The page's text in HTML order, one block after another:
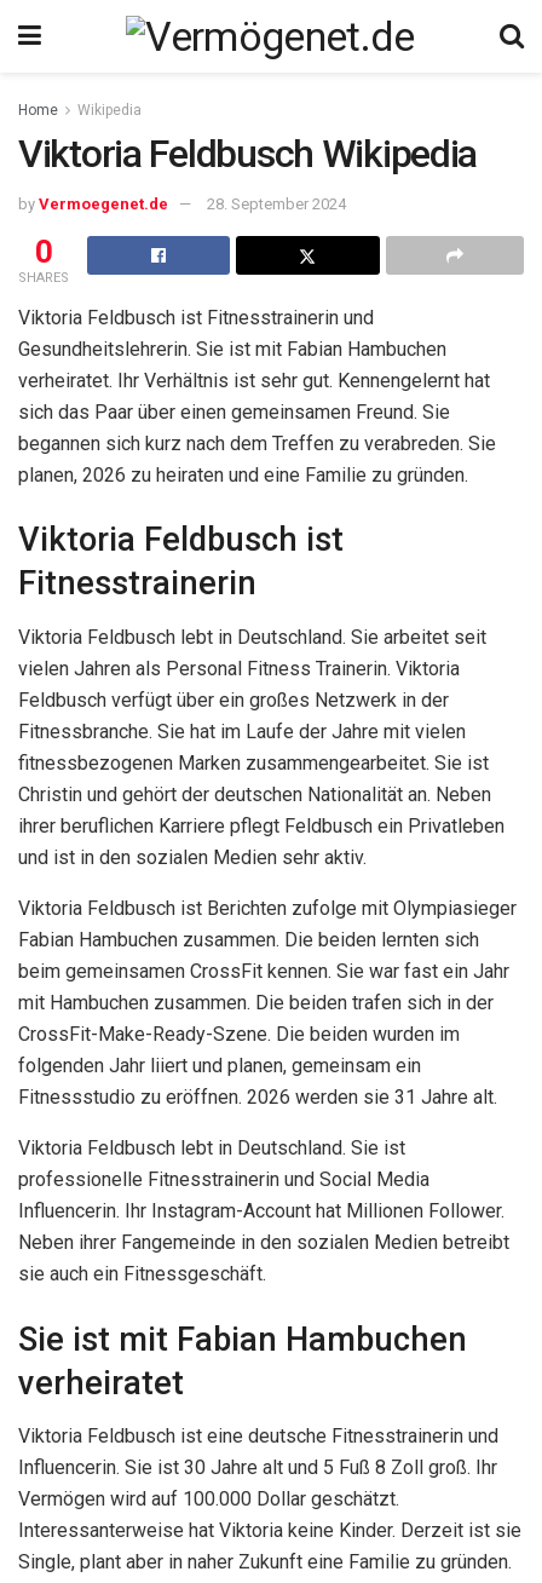
Home Wikipedia
Viktoria Feldbusch Wikipedia
by Vermoegenet.de 28. September 2024
0
SHARES
Viktoria Feldbusch ist Fitnesstrainerin und
Gesundheitslehrerin. Sie ist mit Fabian Hambuchen
verheiratet. Ihr Verhältnis ist sehr gut. Kennengelernt hat
sich das Paar über einen gemeinsamen Freund. Sie
begannen sich kurz nach dem Treffen zu verabreden. Sie
planen, 2026 zu heiraten und eine Familie zu gründen.
Viktoria Feldbusch ist
Fitnesstrainerin
Viktoria Feldbusch lebt in Deutschland. Sie arbeitet seit
vielen Jahren als Personal Fitness Trainerin. Viktoria
Feldbusch verfügt über ein großes Netzwerk in der
Fitnessbranche. Sie hat im Laufe der Jahre mit vielen
fitnessbezogenen Marken zusammengearbeitet. Sie ist
Christin und gehört der deutschen Nationalität an. Neben
ihrer beruflichen Karriere pflegt Feldbusch ein Privatleben
und ist in den sozialen Medien sehr aktiv.
Viktoria Feldbusch ist Berichten zufolge mit Olympiasieger
Fabian Hambuchen zusammen. Die beiden lernten sich
beim gemeinsamen CrossFit kennen. Sie war fast ein Jahr
mit Hambuchen zusammen. Die beiden trafen sich in der
CrossFit-Make-Ready-Szene. Die beiden wurden im
folgenden Jahr liiert und planen, gemeinsam ein
Fitnessstudio zu eröffnen. 2026 werden sie 31 Jahre alt.
Viktoria Feldbusch lebt in Deutschland. Sie ist
professionelle Fitnesstrainerin und Social Media
Influencerin. Ihr Instagram-Account hat Millionen Follower.
Neben ihrer Fangemeinde in den sozialen Medien betreibt
sie auch ein Fitnessgeschäft.
Sie ist mit Fabian Hambuchen
verheiratet
Viktoria Feldbusch ist eine deutsche Fitnesstrainerin und
Influencerin. Sie ist 30 Jahre alt und 5 Fuß 8 Zoll groß. Ihr
Vermögen wird auf 100.000 Dollar geschätzt.
Interessanterweise hat Viktoria keine Kinder. Derzeit ist sie
Single, plant aber in naher Zukunft eine Familie zu gründen.